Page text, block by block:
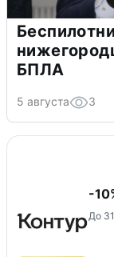
БПЛА
5 августа 3
-
До